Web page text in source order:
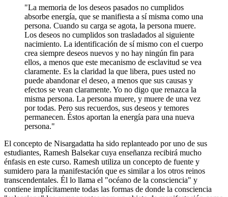
"La memoria de los deseos pasados no cumplidos
absorbe energía, que se manifiesta a sí misma como una
persona. Cuando su carga se agota, la persona muere.
Los deseos no cumplidos son trasladados al siguiente
nacimiento. La identificación de sí mismo con el cuerpo
crea siempre deseos nuevos y no hay ningún fin para
ellos, a menos que este mecanismo de esclavitud se vea
claramente. Es la claridad la que libera, pues usted no
puede abandonar el deseo, a menos que sus causas y
efectos se vean claramente. Yo no digo que renazca la
misma persona. La persona muere, y muere de una vez
por todas. Pero sus recuerdos, sus deseos y temores
permanecen. Éstos aportan la energía para una nueva
persona."
El concepto de Nisargadatta ha sido replanteado por uno de sus
estudiantes, Ramesh Balsekar cuya enseñanza recibirá mucho
énfasis en este curso. Ramesh utiliza un concepto de fuente y
sumidero para la manifestación que es similar a los otros reinos
transcendentales. Él lo llama el "océano de la consciencia" y
contiene implícitamente todas las formas de donde la consciencia